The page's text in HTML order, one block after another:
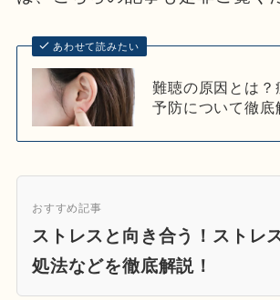
あわせて読みたい
難聴の原因とは？
予防について徹底
おすすめ記事
ストレスと向き合う！ストレ
処法などを徹底解説！